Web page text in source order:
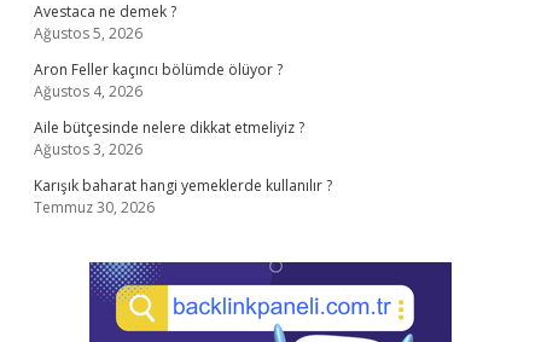
Avestaca ne demek ?
Ağustos 5, 2026
Aron Feller kaçıncı bölümde ölüyor ?
Ağustos 4, 2026
Aile bütçesinde nelere dikkat etmeliyiz ?
Ağustos 3, 2026
Karışık baharat hangi yemeklerde kullanılır ?
Temmuz 30, 2026